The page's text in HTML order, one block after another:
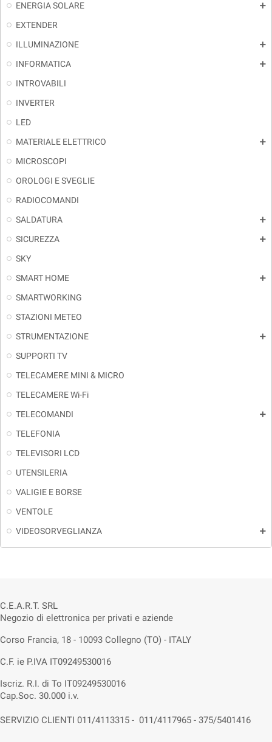
ENERGIA SOLARE
add
EXTENDER
ILLUMINAZIONE
add
INFORMATICA add
INTROVABILI
INVERTER
LED
MATERIALE ELETTRICO
add
MICROSCOPI
OROLOGI E SVEGLIE
RADIOCOMANDI
SALDATURA
add
SICUREZZA add
SKY
SMART HOME
add
SMARTWORKING
STAZIONI METEO
STRUMENTAZIONE
add
SUPPORTI TV
TELECAMERE MINI & MICRO
TELECAMERE Wi-Fi
TELECOMANDI
add
TELEFONIA
TELEVISORI LCD
UTENSILERIA
VALIGIE E BORSE
VENTOLE
VIDEOSORVEGLIANZA
add
C.E.A.R.T. SRL
Negozio di elettronica per privati e aziende
Corso Francia, 18 - 10093 Collegno (TO) - ITALY
C.F. ie P.IVA IT09249530016
Iscriz. R.I. di To IT09249530016
Cap.Soc. 30.000 i.v.
SERVIZIO CLIENTI 011/4113315 - 011/4117965 - 375/5401416